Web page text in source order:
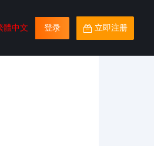
體中文 登录 立即注册